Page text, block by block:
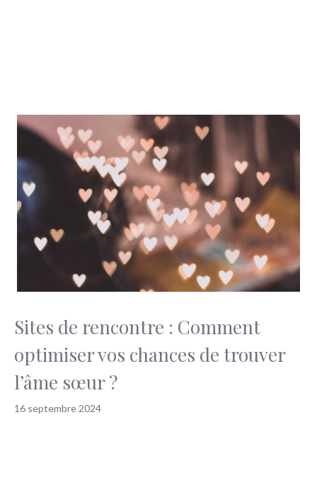
Sites de rencontre : Comment
optimiser vos chances de trouver
l’âme sœur ?
16 septembre 2024